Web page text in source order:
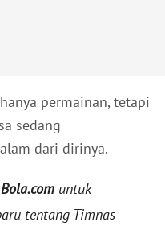
permainan, tetapi
sedang
dari dirinya.
untuk
tentang Timnas